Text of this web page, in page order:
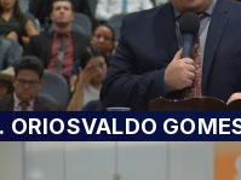
ORIOSVALDO